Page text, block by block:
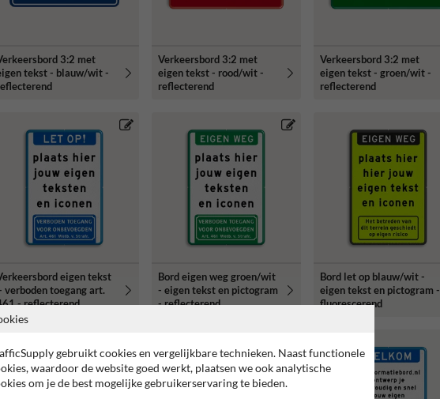
3:2 met
tekst - blauw/wit -
Verkeersbord 3:2 met
eigen tekst - rood/wit -
reflecterend
Verkeersbord 3:2 met
eigen tekst - groen/wit -
reflecterend
eigen tekst
verboden toegang art.
- reflecterend
Bord eigen weg groen/wit
- eigen tekst en pictogram
- reflecterend
Bord let op blauw/wit -
eigen tekst en pictogram -
fluorescerend
gebruikt cookies en vergelijkbare technieken. Naast functionele
waardoor de website goed werkt, plaatsen we ook analytische
om je de best mogelijke gebruikerservaring te bieden.